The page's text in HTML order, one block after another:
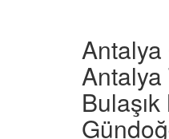
Antalya